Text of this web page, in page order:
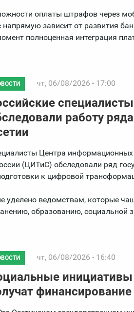
оплаты штрафов через
напрямую зависит от развития
полноценная интеграция
чт, 06/08/2026 - 17:00
работу
Центра информационных
(ЦИТиС) обследовали ряд
к цифровой
уделено ведомствам, которые
образованию, социальной
чт, 06/08/2026 - 16:40